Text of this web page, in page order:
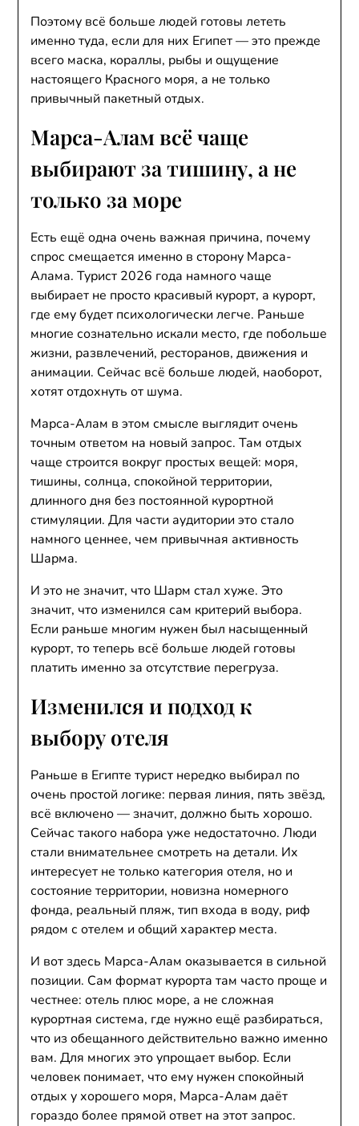
Поэтому всё больше людей готовы лететь
именно туда, если для них Египет — это прежде
всего маска, кораллы, рыбы и ощущение
настоящего Красного моря, а не только
привычный пакетный отдых.
Марса-Алам всё чаще
выбирают за тишину, а не
только за море
Есть ещё одна очень важная причина, почему
спрос смещается именно в сторону Марса-
Алама. Турист 2026 года намного чаще
выбирает не просто красивый курорт, а курорт,
где ему будет психологически легче. Раньше
многие сознательно искали место, где побольше
жизни, развлечений, ресторанов, движения и
анимации. Сейчас всё больше людей, наоборот,
хотят отдохнуть от шума.
Марса-Алам в этом смысле выглядит очень
точным ответом на новый запрос. Там отдых
чаще строится вокруг простых вещей: моря,
тишины, солнца, спокойной территории,
длинного дня без постоянной курортной
стимуляции. Для части аудитории это стало
намного ценнее, чем привычная активность
Шарма.
И это не значит, что Шарм стал хуже. Это
значит, что изменился сам критерий выбора.
Если раньше многим нужен был насыщенный
курорт, то теперь всё больше людей готовы
платить именно за отсутствие перегруза.
Изменился и подход к
выбору отеля
Раньше в Египте турист нередко выбирал по
очень простой логике: первая линия, пять звёзд,
всё включено — значит, должно быть хорошо.
Сейчас такого набора уже недостаточно. Люди
стали внимательнее смотреть на детали. Их
интересует не только категория отеля, но и
состояние территории, новизна номерного
фонда, реальный пляж, тип входа в воду, риф
рядом с отелем и общий характер места.
И вот здесь Марса-Алам оказывается в сильной
позиции. Сам формат курорта там часто проще и
честнее: отель плюс море, а не сложная
курортная система, где нужно ещё разбираться,
что из обещанного действительно важно именно
вам. Для многих это упрощает выбор. Если
человек понимает, что ему нужен спокойный
отдых у хорошего моря, Марса-Алам даёт
гораздо более прямой ответ на этот запрос.